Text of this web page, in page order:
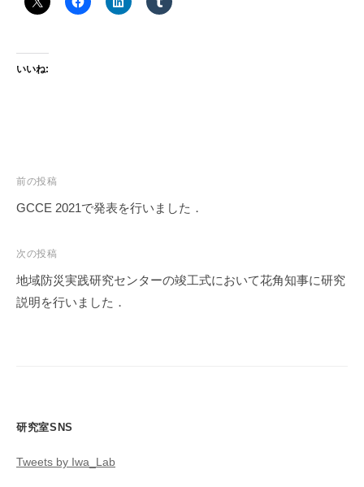
いいね:
投
稿
ビ
ゲ
ー
前の投稿
GCCE 2021で発表を行いました．
次の投稿
地域防災実践研究センターの竣工式において花角知事に研究
説明を行いました．
研究室SNS
Tweets by Iwa_Lab